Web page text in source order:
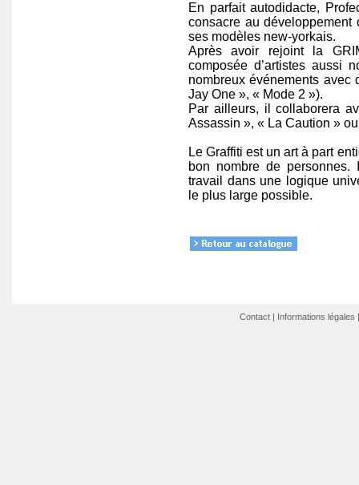
En parfait autodidacte,
consacre au développement
ses modèles new-yorkais.
Après avoir rejoint la
composée d’artistes aussi
nombreux événements avec
Jay One », « Mode 2 »).
Par ailleurs, il collaborera
Assassin », « La Caution »
Le Graffiti est un art à part
bon nombre de personnes.
travail dans une logique
le plus large possible.
Contact| Informations légales